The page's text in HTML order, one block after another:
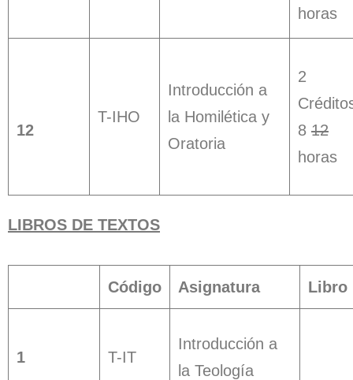
horas
12
T-IHO
Introducción a
la Homilética y
Oratoria
2
8 12
horas
LIBROS DE TEXTOS
Código Asignatura Libro
1 T-IT
Introducción a
la Teología